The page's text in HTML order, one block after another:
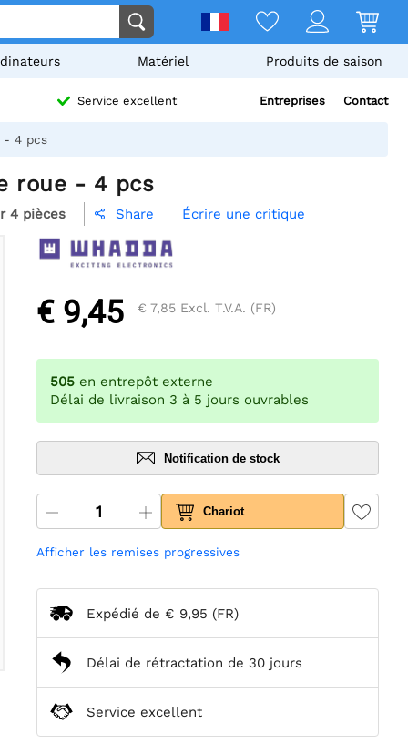
Matériel Produits de saison
Service excellent Entreprises Contact
- 4 pcs
roue - 4 pcs
4 pièces  Share Écrire une critique
€ 9,45 € 7,85 Excl. T.V.A. (FR)
505 en entrepôt externe
Délai de livraison 3 à 5 jours ouvrables
Notification de stock
Chariot
Afficher les remises progressives
Expédié de € 9,95 (FR)
Délai de rétractation de 30 jours
Service excellent